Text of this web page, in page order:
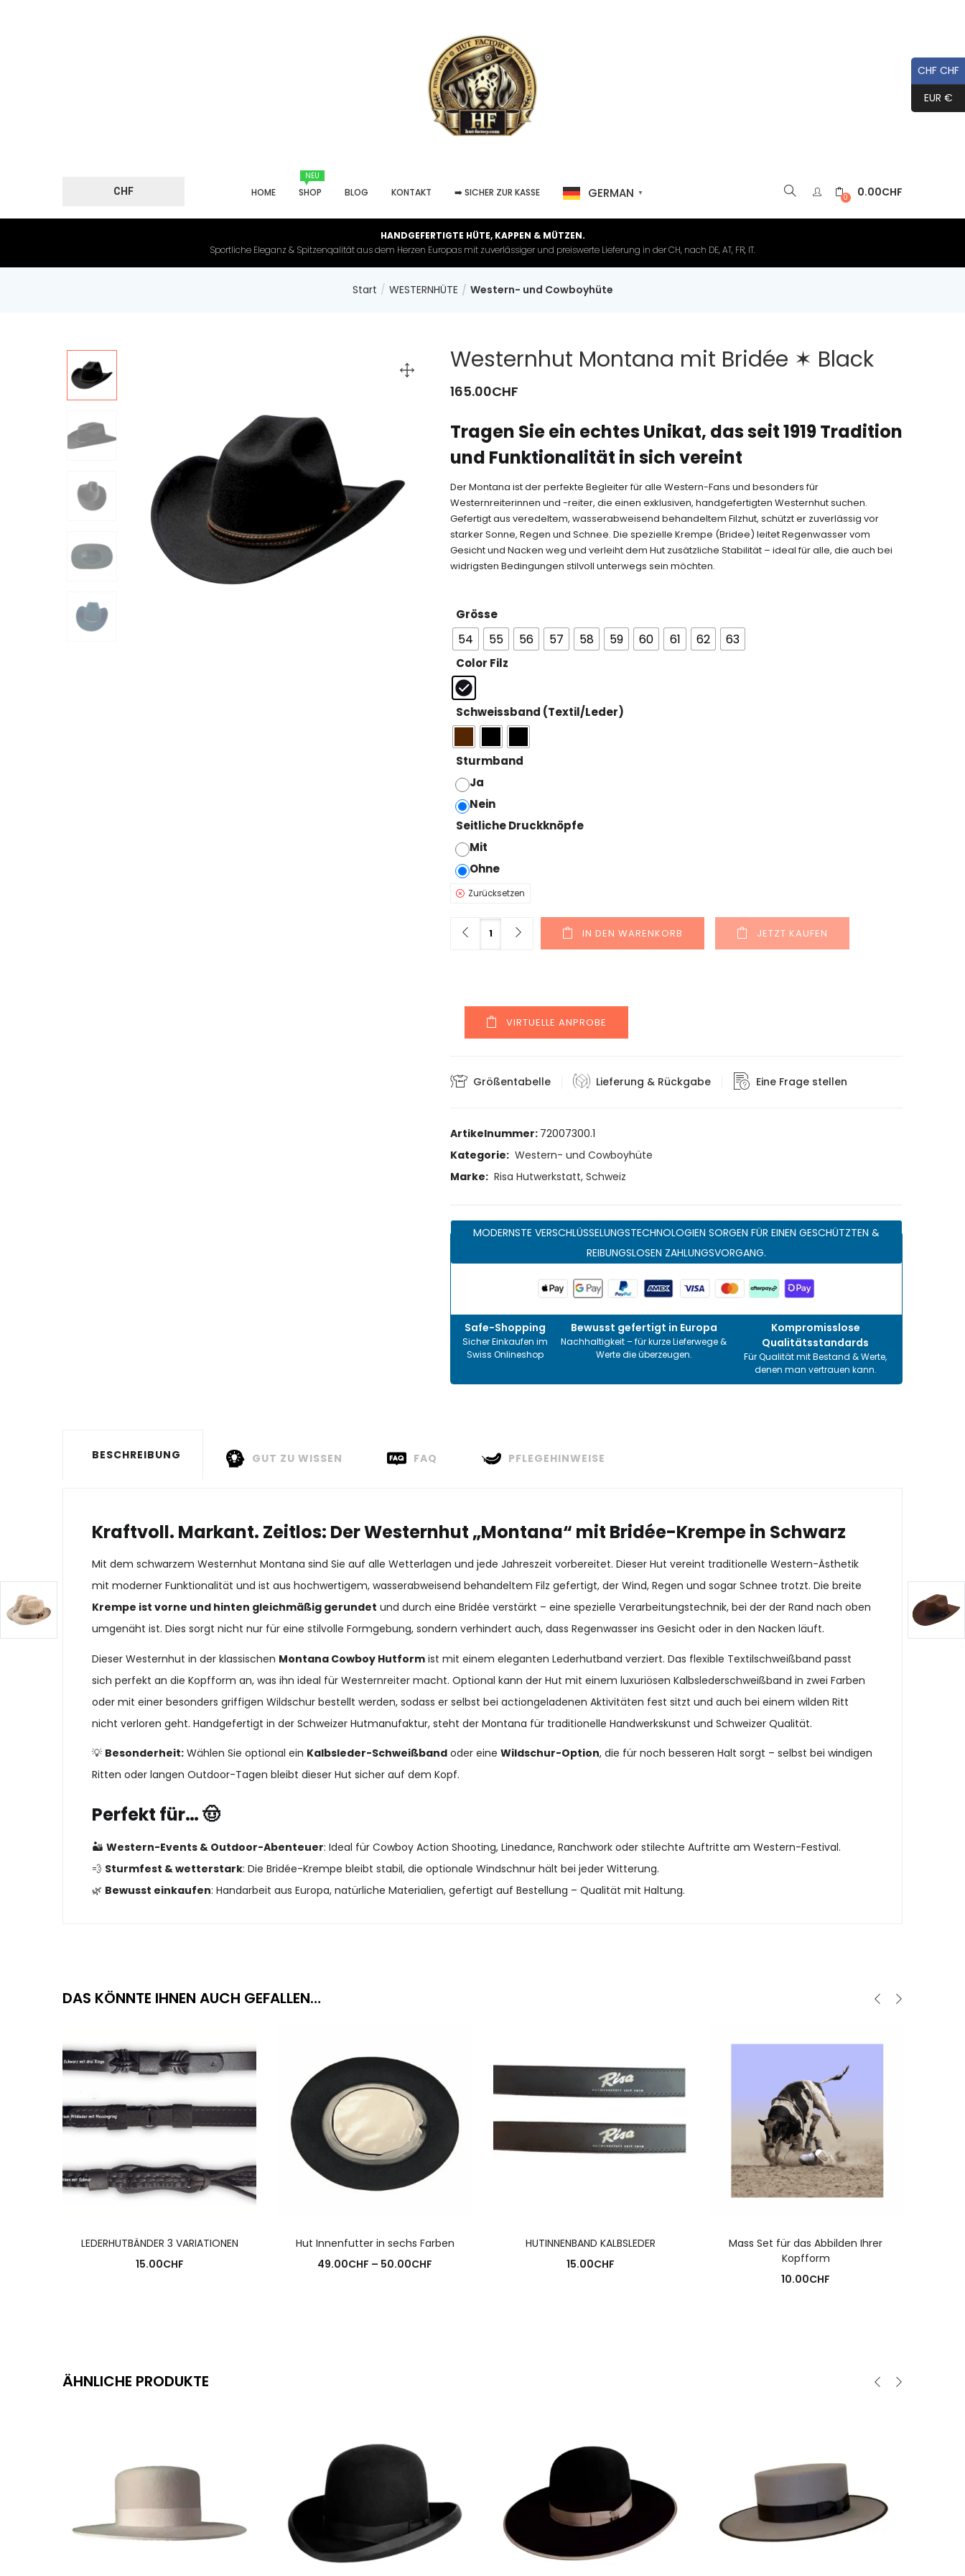
CHF HOME
NEU
SHOP BLOG KONTAKT ➡️ SICHER ZUR KASSE GERMAN ▼ 0 0.00CHF
HANDGEFERTIGTE HÜTE, KAPPEN & MÜTZEN.
Sportliche Eleganz & Spitzenqalität aus dem Herzen Europas mit zuverlässiger und preiswerte Lieferung in der CH, nach DE, AT, FR, IT.
Start WESTERNHÜTE Western- und Cowboyhüte
Westernhut Montana mit Bridée ✶ Black
165.00CHF
Tragen Sie ein echtes Unikat, das seit 1919 Tradition
und Funktionalität in sich vereint
Der Montana ist der perfekte Begleiter für alle Western-Fans und besonders für
Westernreiterinnen und -reiter, die einen exklusiven, handgefertigten Westernhut suchen.
Gefertigt aus veredeltem, wasserabweisend behandeltem Filzhut, schützt er zuverlässig vor
starker Sonne, Regen und Schnee. Die spezielle Krempe (Bridee) leitet Regenwasser vom
Gesicht und Nacken weg und verleiht dem Hut zusätzliche Stabilität – ideal für alle, die auch bei
widrigsten Bedingungen stilvoll unterwegs sein möchten.
Grösse
54 55 56 57 58 59 60 61 62 63
Color Filz
Schweissband (Textil/Leder)
Sturmband
Ja
Nein
Seitliche Druckknöpfe
Mit
Ohne
Zurücksetzen
Menge
IN DEN WARENKORB JETZT KAUFEN
VIRTUELLE ANPROBE
Größentabelle Lieferung & Rückgabe Eine Frage stellen
Artikelnummer: 72007300.1
Kategorie: Western- und Cowboyhüte
Marke: Risa Hutwerkstatt, Schweiz
MODERNSTE VERSCHLÜSSELUNGSTECHNOLOGIEN SORGEN FÜR EINEN GESCHÜTZTEN &
REIBUNGSLOSEN ZAHLUNGSVORGANG.
Safe-Shopping
Sicher Einkaufen im
Swiss Onlineshop
Bewusst gefertigt in Europa
Nachhaltigkeit – für kurze Lieferwege &
Werte die überzeugen.
Kompromisslose
Qualitätsstandards
Für Qualität mit Bestand & Werte,
denen man vertrauen kann.
BESCHREIBUNG GUT ZU WISSEN FAQ PFLEGEHINWEISE
Kraftvoll. Markant. Zeitlos: Der Westernhut „Montana“ mit Bridée-Krempe in Schwarz
Mit dem schwarzem Westernhut Montana sind Sie auf alle Wetterlagen und jede Jahreszeit vorbereitet. Dieser Hut vereint traditionelle Western-Ästhetik
mit moderner Funktionalität und ist aus hochwertigem, wasserabweisend behandeltem Filz gefertigt, der Wind, Regen und sogar Schnee trotzt. Die breite
Krempe ist vorne und hinten gleichmäßig gerundet und durch eine Bridée verstärkt – eine spezielle Verarbeitungstechnik, bei der der Rand nach oben
umgenäht ist. Dies sorgt nicht nur für eine stilvolle Formgebung, sondern verhindert auch, dass Regenwasser ins Gesicht oder in den Nacken läuft.
Dieser Westernhut in der klassischen Montana Cowboy Hutform ist mit einem eleganten Lederhutband verziert. Das flexible Textilschweißband passt
sich perfekt an die Kopfform an, was ihn ideal für Westernreiter macht. Optional kann der Hut mit einem luxuriösen Kalbslederschweißband in zwei Farben
oder mit einer besonders griffigen Wildschur bestellt werden, sodass er selbst bei actiongeladenen Aktivitäten fest sitzt und auch bei einem wilden Ritt
nicht verloren geht. Handgefertigt in der Schweizer Hutmanufaktur, steht der Montana für traditionelle Handwerkskunst und Schweizer Qualität.
💡 Besonderheit: Wählen Sie optional ein Kalbsleder-Schweißband oder eine Wildschur-Option, die für noch besseren Halt sorgt – selbst bei windigen
Ritten oder langen Outdoor-Tagen bleibt dieser Hut sicher auf dem Kopf.
Perfekt für… 🤠
🏜 Western-Events & Outdoor-Abenteuer: Ideal für Cowboy Action Shooting, Linedance, Ranchwork oder stilechte Auftritte am Western-Festival.
💨 Sturmfest & wetterstark: Die Bridée-Krempe bleibt stabil, die optionale Windschnur hält bei jeder Witterung.
🌿 Bewusst einkaufen: Handarbeit aus Europa, natürliche Materialien, gefertigt auf Bestellung – Qualität mit Haltung.
DAS KÖNNTE IHNEN AUCH GEFALLEN…
LEDERHUTBÄNDER 3 VARIATIONEN
15.00CHF
Hut Innenfutter in sechs Farben
49.00CHF – 50.00CHF
HUTINNENBAND KALBSLEDER
15.00CHF
Mass Set für das Abbilden Ihrer
Kopfform
10.00CHF
ÄHNLICHE PRODUKTE
CHF CHF
EUR €